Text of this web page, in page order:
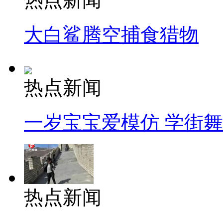
大白鲨腾空捕食猎物
热点新闻
一岁宝宝爱模仿 学街
热点新闻